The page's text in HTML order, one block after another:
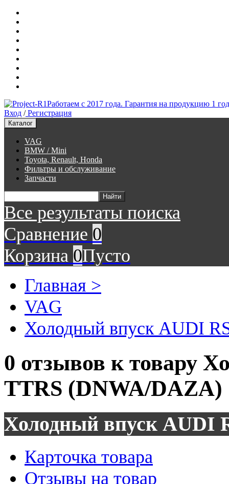
Работаем с 2017 года. Гарантия на продукцию 1
Вход /Регистрация
Каталог
VAG
BMW / Mini
Toyota, Renault, Honda
Фильтры и обслуживание
Запчасти
Все результаты поиска
Сравнение 0
Корзина 0Пусто
Главная >
VAG
Холодный впуск AUDI
0 отзывов к товару
TTRS (DNWA/DAZA)
Холодный впуск AUDI
Карточка товара
Отзывы на товар